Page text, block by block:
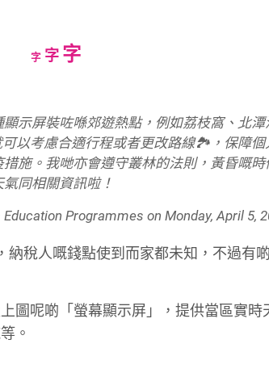
字Decrease
字Reset
字Increase
示屏裝咗喺郊遊熱點，例如荔枝窩、北
以考慮合適行程或者更改路線🏞，保障個
施。我哋亦會遵守叢林的法則，黃昏嘅
同相關資訊啦！
Programmes onMonday, April 5,
納稅人嘅錢點使到而家都未知，不過有
圖呢啲「螢幕顯示屏」，提供當區實時
。